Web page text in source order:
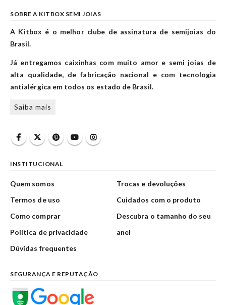
SOBRE A KITBOX SEMI JOIAS
A Kitbox é o melhor clube de assinatura de semijoias do
Brasil.
Já entregamos caixinhas com muito amor e semi joias de
alta qualidade, de fabricação nacional e com tecnologia
antialérgica em todos os estado de Brasil.
Saiba mais
INSTITUCIONAL
Quem somos
Termos de uso
Como comprar
Política de privacidade
Dúvidas frequentes
Trocas e devoluções
Cuidados com o produto
Descubra o tamanho do seu
anel
SEGURANÇA E REPUTAÇÃO